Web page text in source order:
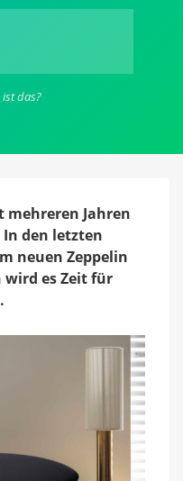
ist das?
mehreren Jahren
den letzten
neuen Zeppelin
wird es Zeit für